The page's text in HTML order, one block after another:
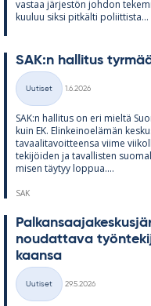
vas­taa jär­jes­tön joh­don
kuu­luu siksi pit­kälti po­liit­tista...
SAK:n hal­li­tus
Kategoriat
Uutiset
1.6.2026
SAK:n hal­li­tus on eri mieltä
kuin EK. Elin­kei­noe­lä­män
ta­vaa­li­ta­voit­teensa viime
te­ki­jöi­den ja ta­val­lis­ten
mi­sen täy­tyy lop­pua....
SAK
nou­dat­tava
kaansa
Kategoriat
Uutiset
29.5.2026